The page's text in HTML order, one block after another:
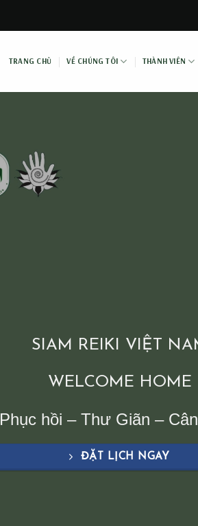
TRANG CHỦ VỀ CHÚNG TÔI THÀNH VIÊN
SIAM REIKI VIỆT
WELCOME HOME
Phục hồi – Thư Giãn –
ĐẶT LỊCH NGAY